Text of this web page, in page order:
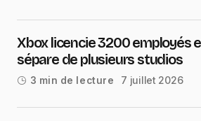
Xbox licencie 3200 employés
sépare de plusieurs studios
3 min de lecture 7 juillet 2026